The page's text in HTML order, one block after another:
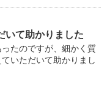
いて助かりました
たのですが、細かく質
いただいて助かりまし